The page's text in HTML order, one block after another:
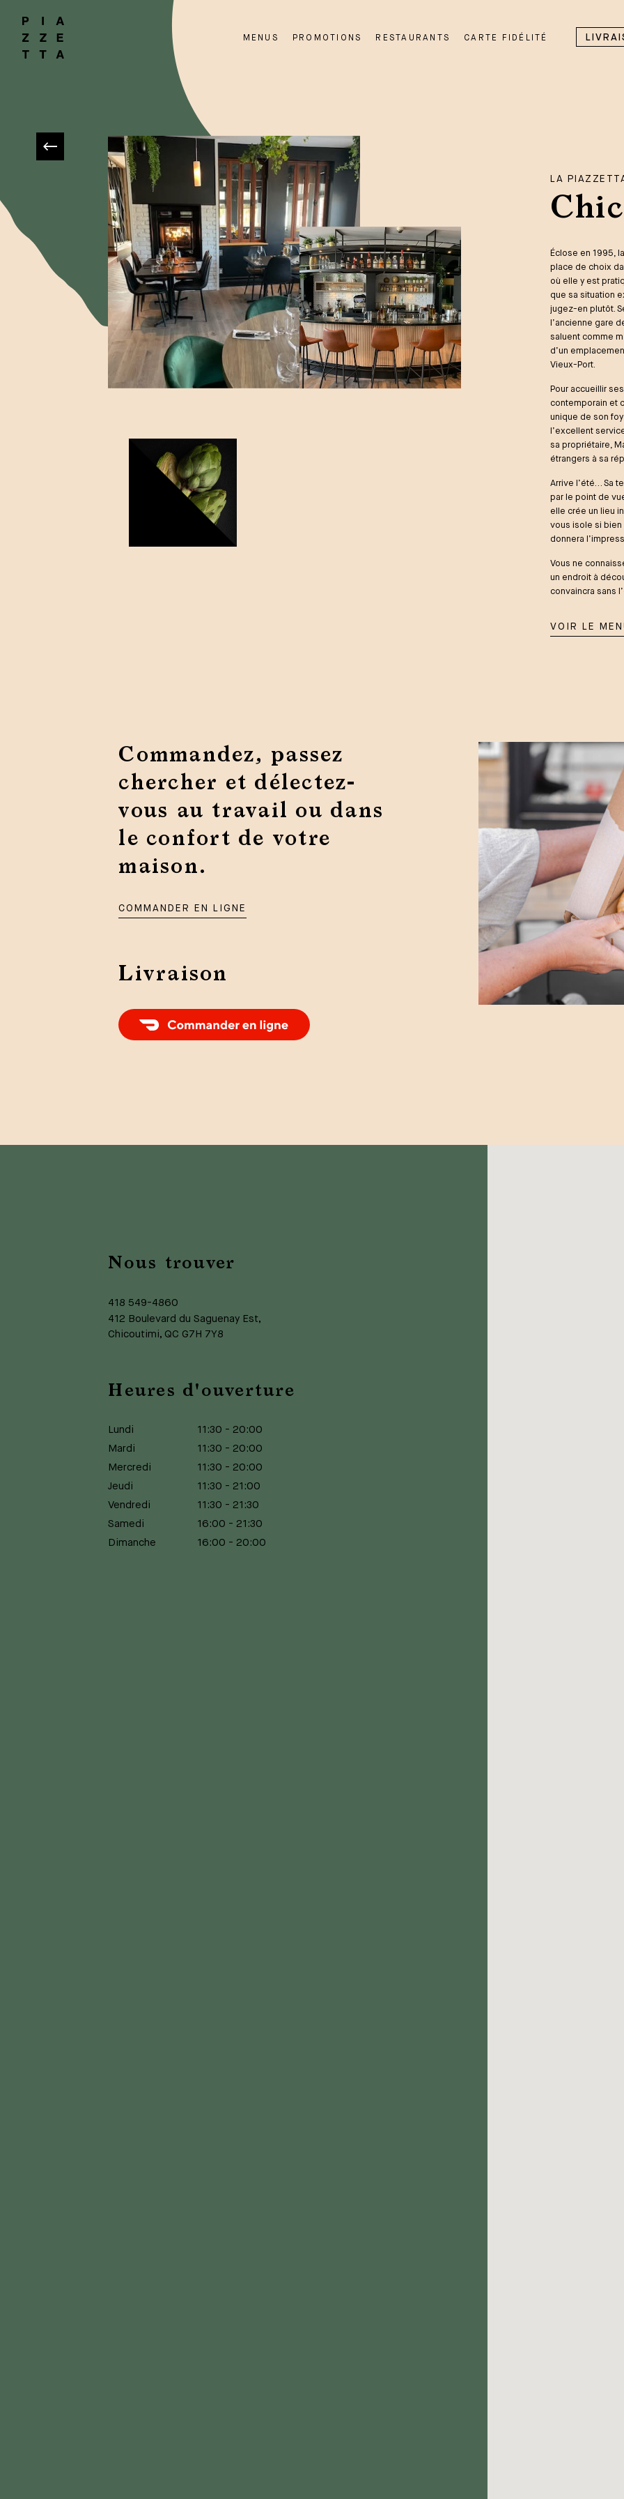
MENUS PROMOTIONS RESTAURANTS CARTE FIDÉLITÉ
RETOUR AUX RESTAURANTS
LA
Éclose en 1995,
place de choix
où elle y est
que sa situation
jugez-en plutôt.
l’ancienne gare
saluent comme
d’un
Vieux-Port.
Pour accueillir
contemporain et
unique de son
l’excellent
sa propriétaire,
étrangers à sa
Arrive l’été… Sa
par le point de
elle crée un lieu
vous isole si bien
donnera
Vous ne
un endroit à
convaincra sans
VOIR LE
Commandez, passez
chercher et délectez-
vous au travail ou dans
le confort de votre
maison.
COMMANDER EN LIGNE
Livraison
Commander un repas Livraison avec
DoorDash
Nous trouver
418 549-4860
412 Boulevard du Saguenay Est,
Chicoutimi, QC G7H 7Y8
Heures d'ouverture
Lundi 11:30 - 20:00
Mardi
11:30 - 20:00
Mercredi
11:30 - 20:00
Jeudi
11:30 - 21:00
Vendredi
11:30 - 21:30
Samedi
16:00 - 21:30
Dimanche
16:00 - 20:00